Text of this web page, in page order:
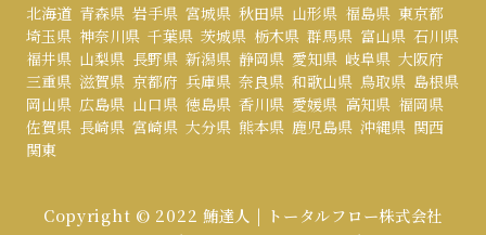
北海道 青森県 岩手県 宮城県 秋田県 山形県 福島県 東京都
埼玉県 神奈川県 千葉県 茨城県 栃木県 群馬県 富山県 石川県
福井県 山梨県 長野県 新潟県 静岡県 愛知県 岐阜県 大阪府
三重県 滋賀県 京都府 兵庫県 奈良県 和歌山県 鳥取県 島根県
岡山県 広島県 山口県 徳島県 香川県 愛媛県 高知県 福岡県
佐賀県 長崎県 宮崎県 大分県 熊本県 鹿児島県 沖縄県 関西
関東
Copyright © 2022 鮪達人 | トータルフロー株式会社